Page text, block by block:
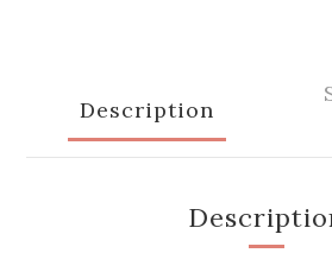
Description